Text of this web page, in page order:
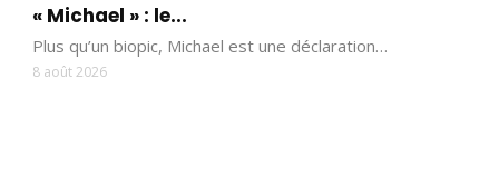
« Michael » : le...
Plus qu’un biopic, Michael est une déclaration…
8 août 2026